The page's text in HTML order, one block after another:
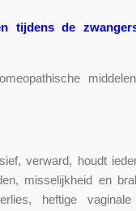
tijdens de
verward, houdt
misselijkheid en
heftige